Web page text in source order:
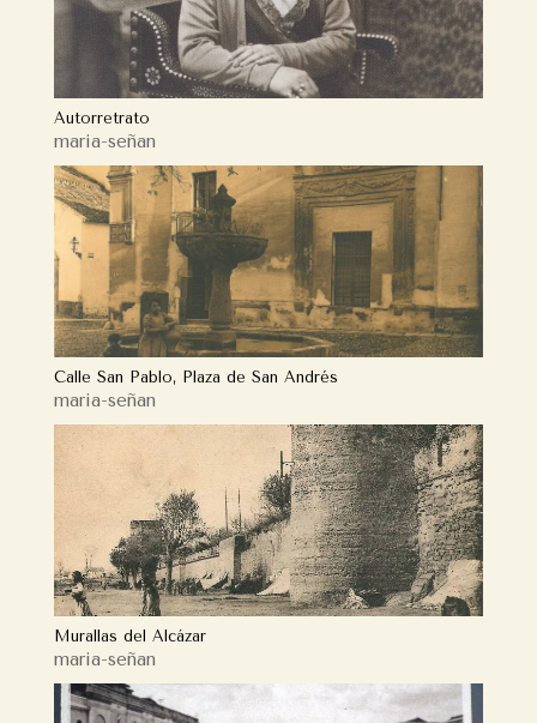
Autorretrato
maria-señan
Calle San Pablo, Plaza de San Andrés
maria-señan
Murallas del Alcázar
maria-señan